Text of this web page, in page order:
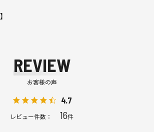
REVIEW
お客様の声
4.7
レビュー件数： 16件